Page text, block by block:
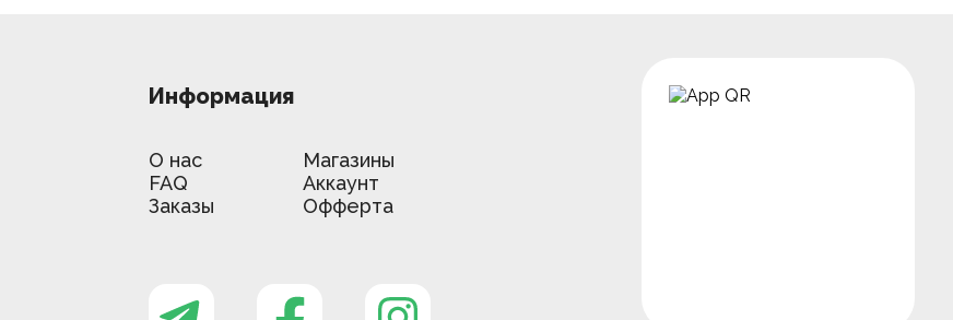
Информация
О нас
Магазины
FAQ
Аккаунт
Заказы
Офферта